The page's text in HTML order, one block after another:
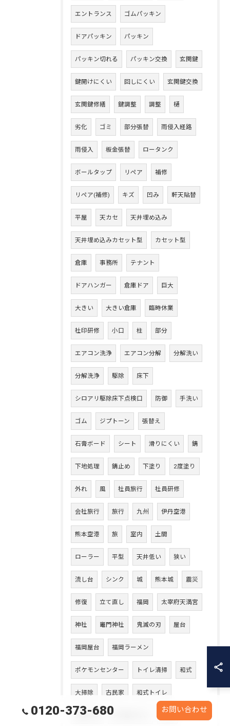
エントランス ゴムパッキン
ドアパッキン パッキン
パッキン切れる パッキン交換 玄関鍵
鍵開けにくい 回しにくい 玄関鍵交換
玄関鍵修繕 鍵調整 調整 樋
劣化 ゴミ 部分張替 雨侵入経路
雨侵入 板金張替 ロータンク
ボールタップ リペア 補修
リペア(補修) キズ 凹み 軒天貼替
平屋 天カセ 天井埋め込み
天井埋め込みカセット型 カセット型
倉庫 事務所 テナント
ドアハンガー 倉庫ドア 巨大
大きい 大きい倉庫 臨時休業
社印研修 小口 柱 部分
エアコン洗浄 エアコン分解 分解洗い
分解洗浄 駆除 床下
シロアリ駆除床下点検口 防御 手洗い
ゴム ジプトーン 張替え
石膏ボード シート 滑りにくい 錆
下地処理 錆止め 下塗り 2度塗り
外れ 風 社員旅行 社員研修
会社旅行 旅行 九州 伊丹空港
熊本空港 旅 室内 土間
ローラー 平型 天井低い 狭い
流し台 シンク 城 熊本城 震災
修復 立て直し 福岡 太宰府天満宮
神社 竈門神社 鬼滅の刃 屋台
福岡屋台 福岡ラーメン
ポケモンセンター トイレ清掃 和式
大掃除 古民家 和式トイレ
清掃工事 手が届かない
0120-373-680 お問い合わせ